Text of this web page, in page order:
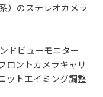
）のステレオカメラ
ドビューモニター
ロントカメラキャリ
ットエイミング調整